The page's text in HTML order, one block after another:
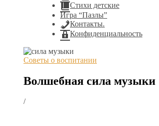
Стихи детские
Игра “Пазлы”
Контакты.
Конфиденциальность
Советы о воспитании
Волшебная сила музыки
/